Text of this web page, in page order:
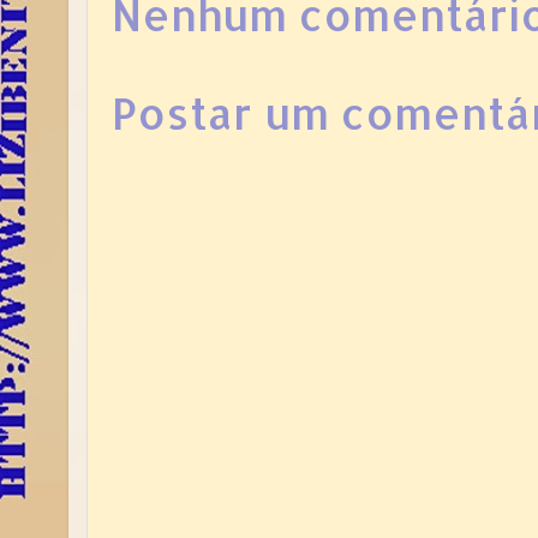
Nenhum
Postar um